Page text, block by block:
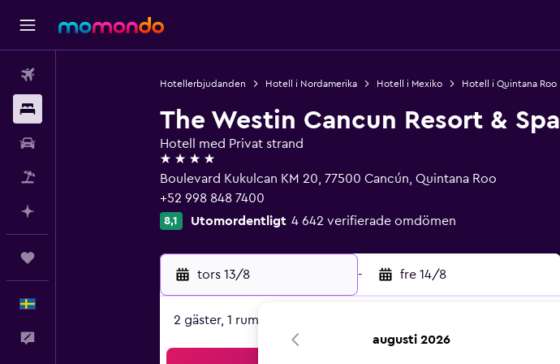
Hotellerbjudanden Hotell i Nordamerika Hotell i Mexiko Hotell i Quintana Roo
The Westin Cancun Resort & Spa
Hotell med Privat strand
4 stjärnor
Boulevard Kukulcan KM 20, 77500 Cancún, Quintana Roo
+52 998 848 7400
8,1 Utomordentligt 4 642 verifierade omdömen
tors 13/8 - fre 14/8
2 gäster, 1 rum
augusti 2026